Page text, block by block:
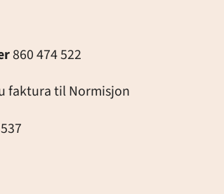
860 474 522
faktura til Normisjon